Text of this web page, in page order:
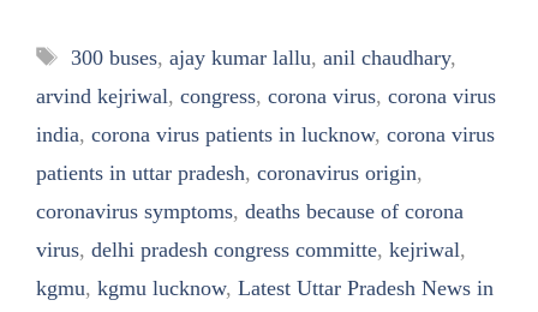
Tags
300 buses, ajay kumar lallu, anil chaudhary,
arvind kejriwal, congress, corona virus, corona virus
india, corona virus patients in lucknow, corona virus
patients in uttar pradesh, coronavirus origin,
coronavirus symptoms, deaths because of corona
virus, delhi pradesh congress committe, kejriwal,
kgmu, kgmu lucknow, Latest Uttar Pradesh News in